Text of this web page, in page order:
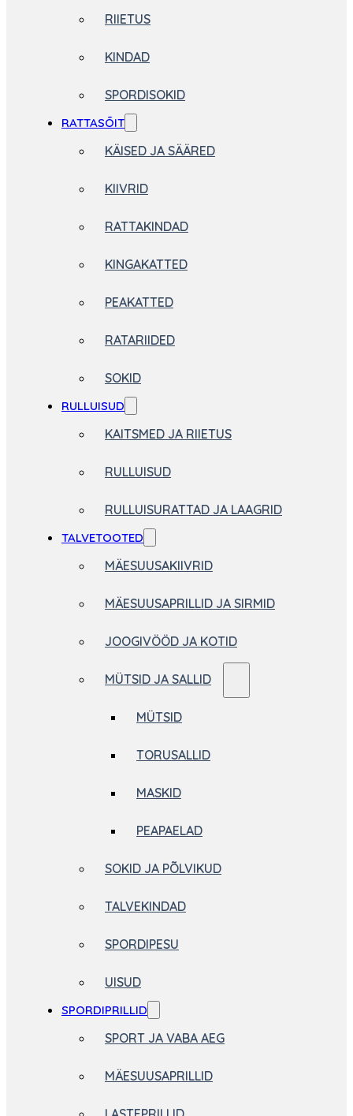
RIIETUS
KINDAD
SPORDISOKID
RATTASÕIT
KÄISED JA SÄÄRED
KIIVRID
RATTAKINDAD
KINGAKATTED
PEAKATTED
RATARIIDED
SOKID
RULLUISUD
KAITSMED JA RIIETUS
RULLUISUD
RULLUISURATTAD JA LAAGRID
TALVETOOTED
MÄESUUSAKIIVRID
MÄESUUSAPRILLID JA SIRMID
JOOGIVÖÖD JA KOTID
MÜTSID JA SALLID
MÜTSID
TORUSALLID
MASKID
PEAPAELAD
SOKID JA PÕLVIKUD
TALVEKINDAD
SPORDIPESU
UISUD
SPORDIPRILLID
SPORT JA VABA AEG
MÄESUUSAPRILLID